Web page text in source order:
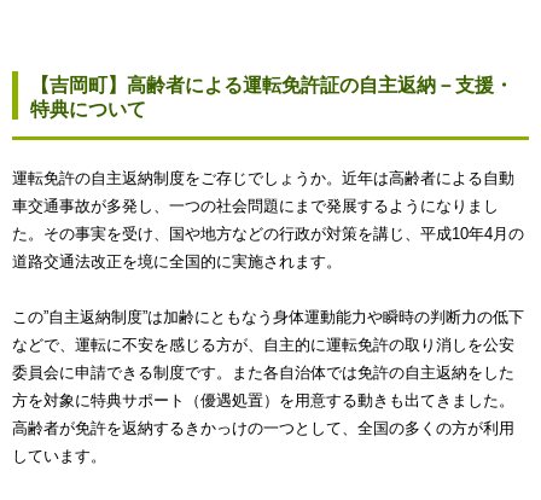
【吉岡町】高齢者による運転免許証の自主返納－支援・
特典について
運転免許の自主返納制度をご存じでしょうか。近年は高齢者による自動
車交通事故が多発し、一つの社会問題にまで発展するようになりまし
た。その事実を受け、国や地方などの行政が対策を講じ、平成10年4月の
道路交通法改正を境に全国的に実施されます。
この”自主返納制度”は加齢にともなう身体運動能力や瞬時の判断力の低下
などで、運転に不安を感じる方が、自主的に運転免許の取り消しを公安
委員会に申請できる制度です。また各自治体では免許の自主返納をした
方を対象に特典サポート（優遇処置）を用意する動きも出てきました。
高齢者が免許を返納するきかっけの一つとして、全国の多くの方が利用
しています。